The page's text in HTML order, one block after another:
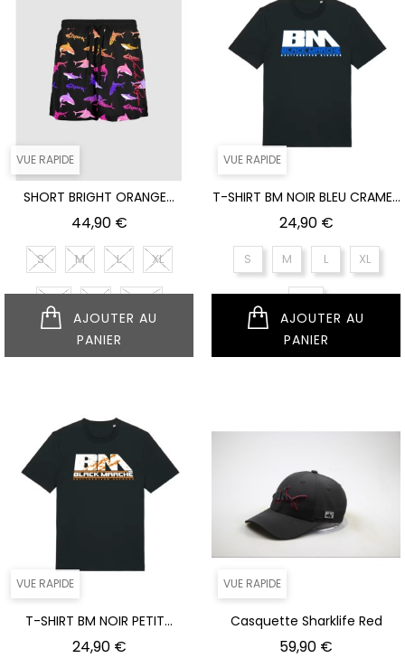
VUE RAPIDE
SHORT BRIGHT ORANGE...
44,90 €Prix
S M L XL
XXL XS XXXL
PANIER
VUE RAPIDE
T-SHIRT BM NOIR BLEU CRAME...
24,90 €Prix
S M L XL
XXL
PANIER
VUE RAPIDE
T-SHIRT BM NOIR PETIT...
24,90 €Prix
VUE RAPIDE
Casquette Sharklife Red
59,90 €